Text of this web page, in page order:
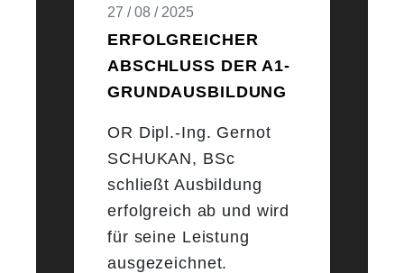
27 / 08 / 2025
ERFOLGREICHER
ABSCHLUSS DER A1-
GRUNDAUSBILDUNG
OR Dipl.-Ing. Gernot
SCHUKAN, BSc
schließt Ausbildung
erfolgreich ab und wird
für seine Leistung
ausgezeichnet.